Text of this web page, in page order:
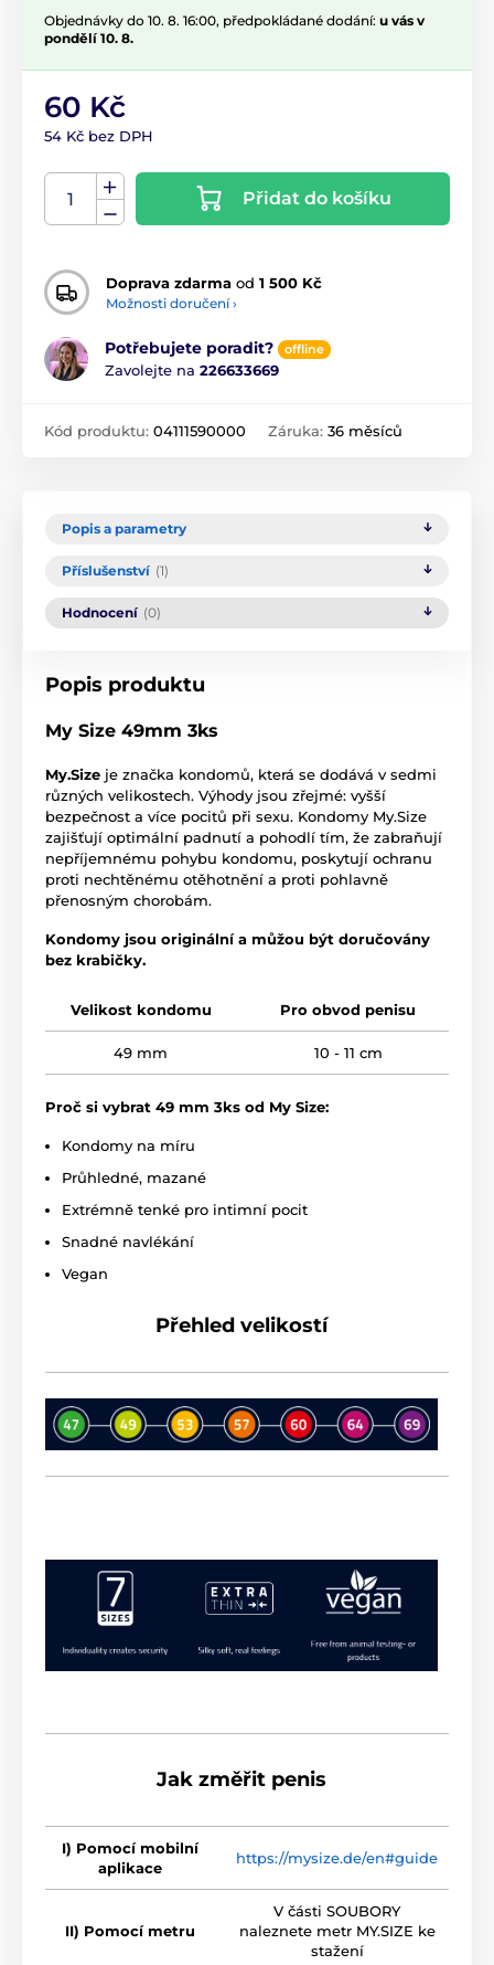
Objednávky do 10. 8. 16:00, předpokládané dodání: u vás v
pondělí 10. 8.
60 Kč
54 Kč bez DPH
Přidat do košíku
Doprava zdarma od 1 500 Kč
Možnosti doručení ›
Potřebujete poradit? offline
Zavolejte na 226633669
Kód produktu: 04111590000 Záruka: 36 měsíců
Popis a parametry
Příslušenství (1)
Hodnocení (0)
Popis produktu
My Size 49mm 3ks
My.Size je značka kondomů, která se dodává v sedmi
různých velikostech. Výhody jsou zřejmé: vyšší
bezpečnost a více pocitů při sexu. Kondomy My.Size
zajišťují optimální padnutí a pohodlí tím, že zabraňují
nepříjemnému pohybu kondomu, poskytují ochranu
proti nechtěnému otěhotnění a proti pohlavně
přenosným chorobám.
Kondomy jsou originální a můžou být doručovány
bez krabičky.
Velikost kondomu Pro obvod penisu
49 mm 10 - 11 cm
Proč si vybrat 49 mm 3ks od My Size:
Kondomy na míru
Průhledné, mazané
Extrémně tenké pro intimní pocit
Snadné navlékání
Vegan
Přehled velikostí
Jak změřit penis
I) Pomocí mobilní
aplikace
https://mysize.de/en#guide
II) Pomocí metru
V části SOUBORY
naleznete metr MY.SIZE ke
stažení